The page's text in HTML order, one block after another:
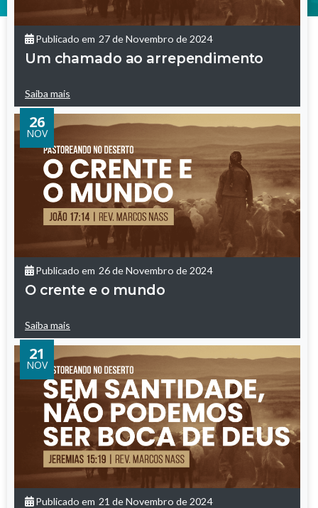
Publicado em 27 de Novembro de 2024
Um chamado ao arrependimento
Saiba mais
26
NOV
Publicado em 26 de Novembro de 2024
O crente e o mundo
Saiba mais
21
NOV
Publicado em 21 de Novembro de 2024